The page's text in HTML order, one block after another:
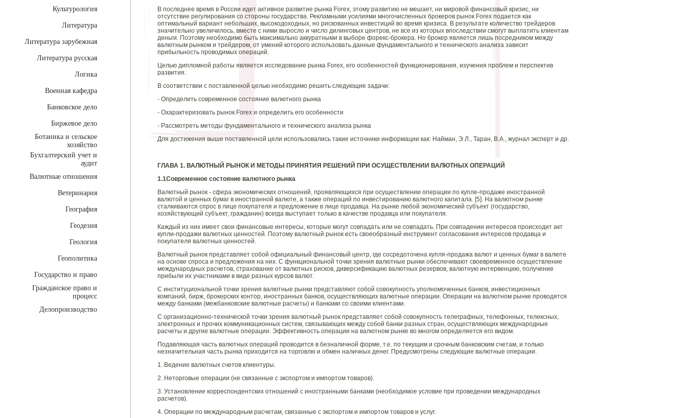
Культурология
Литература
Литература зарубежная
Литература русская
Логика
Военная кафедра
Банковское дело
Биржевое дело
Ботаника и сельское
хозяйство
Бухгалтерский учет и
аудит
Валютные отношения
Ветеринария
География
Геодезия
Геология
Геополитика
Государство и право
Гражданское право и
процесс
Делопроизводство
В последнее время в России идет активное развитие рынка Forex, этому развитию не мешает, ни мировой финансовый кризис, ни
отсутствие регулирования со стороны государства. Рекламными усилиями многочисленных брокеров рынок Forex подается как
оптимальный вариант небольших, высокодоходных, но рискованных инвестиций во время кризиса. В результате количество трейдеров
значительно увеличилось, вместе с ними выросло и число дилинговых центров, не все из которых впоследствии смогут выплатить клиентам
деньги. Поэтому необходимо быть максимально аккуратными в выборе форекс-брокера. Но брокер является лишь посредником между
валютным рынком и трейдером, от умений которого использовать данные фундаментального и технического анализа зависит
прибыльность проводимых операций.
Целью дипломной работы является исследование рынка Forex, его особенностей функционирования, изучения проблем и перспектив
развития.
В соответствии с поставленной целью необходимо решить следующие задачи:
- Определить современное состояние валютного рынка
- Охарактеризовать рынок Forex и определить его особенности
- Рассмотреть методы фундаментального и технического анализа рынка
Для достижения выше поставленной цели использовались такие источники информации как: Найман, Э.Л., Таран, В.А., журнал эксперт и др.
ГЛАВА 1. ВАЛЮТНЫЙ РЫНОК И МЕТОДЫ ПРИНЯТИЯ РЕШЕНИЙ ПРИ ОСУЩЕСТВЛЕНИИ ВАЛЮТНЫХ ОПЕРАЦИЙ
1.1Современное состояние валютного рынка
Валютный рынок - сфера экономических отношений, проявляющихся при осуществлении операции по купле-продаже иностранной
валютой и ценных бумаг в иностранной валюте, а также операций по инвестированию валютного капитала. [5]. На валютном рынке
сталкиваются спрос в лице покупателя и предложение в лице продавца. На рынке любой экономический субъект (государство,
хозяйствующий субъект, гражданин) всегда выступает только в качестве продавца или покупателя.
Каждый из них имеет свои финансовые интересы, которые могут совпадать или не совпадать. При совпадении интересов происходит акт
купли-продажи валютных ценностей. Поэтому валютный рынок есть своеобразный инструмент согласования интересов продавца и
покупателя валютных ценностей.
Валютный рынок представляет собой официальный финансовый центр, где сосредоточена купля-продажа валют и ценных бумаг в валюте
на основе спроса и предложения на них. С функциональной точки зрения валютные рынки обеспечивают своевременное осуществление
международных расчетов, страхование от валютных рисков, диверсификацию валютных резервов, валютную интервенцию, получение
прибыли их участниками в виде разных курсов валют.
С институциональной точки зрения валютные рынки представляют собой совокупность уполномоченных банков, инвестиционных
компаний, бирж, брокерских контор, иностранных банков, осуществляющих валютные операции. Операции на валютном рынке проводятся
между банками (межбанковские валютные расчеты) и банками со своими клиентами.
С организационно-технической точки зрения валютный рынок представляет собой совокупность телеграфных, телефонных, телексных,
электронных и прочих коммуникационных систем, связывающих между собой банки разных стран, осуществляющих международные
расчеты и другие валютные операции. Эффективность операции на валютном рынке во многом определяется его видом.
Подавляющая часть валютных операций проводится в безналичной форме, т.е. по текущим и срочным банковским счетам, и только
незначительная часть рынка приходится на торговлю и обмен наличных денег. Предусмотрены следующие валютные операции.
1. Ведение валютных счетов клиентуры.
2. Неторговые операции (не связанные с экспортом и импортом товаров).
3. Установление корреспондентских отношений с иностранными банками (необходимое условие при проведении международных
расчетов).
4. Операции по международным расчетам, связанные с экспортом и импортом товаров и услуг.